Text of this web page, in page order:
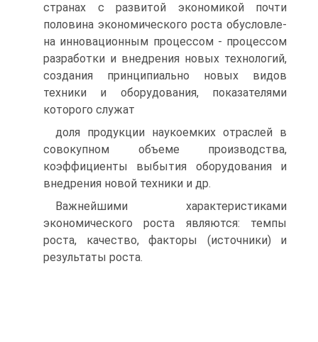
странах с развитой экономикой почти
половина экономического роста обусловле­
на инновационным процессом - процессом
разработки и внед­рения новых технологий,
создания принципиально новых ви­дов
техники и оборудования, показателями
которого служат
доля продукции наукоемких отраслей в
совокупном объеме производства,
коэффициенты выбытия оборудования и
внед­рения новой техники и др.
Важнейшими характеристиками
экономического роста яв­ляются: темпы
роста, качество, факторы (источники) и
резуль­таты роста.